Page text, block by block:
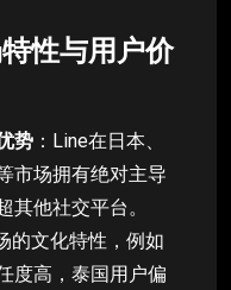
性与用户价
势 ：Line在日本、
市场拥有绝对主导
其他社交平台。
的文化特性，例如
度高，泰国用户偏